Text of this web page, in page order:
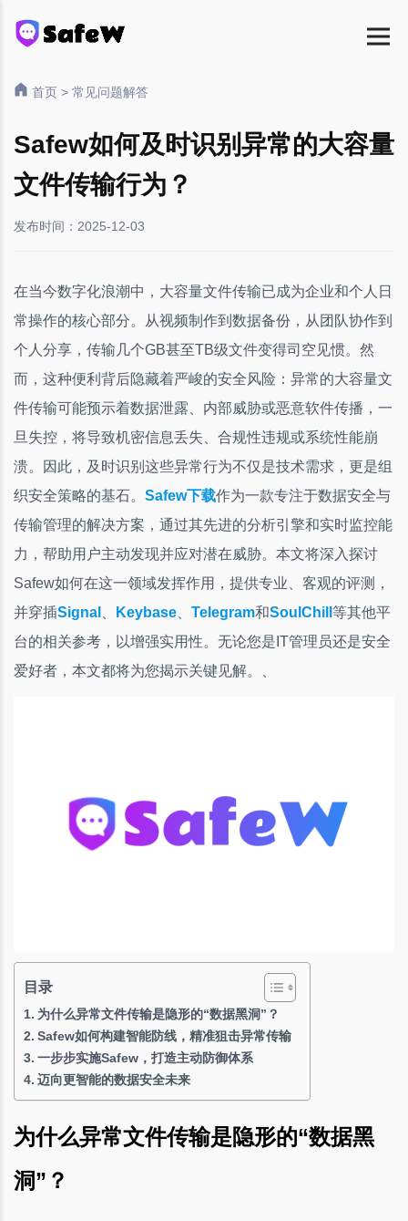
首页 > 常见问题解答
Safew如何及时识别异常的大容量
文件传输行为？
发布时间：2025-12-03
在当今数字化浪潮中，大容量文件传输已成为企业和个人日
常操作的核心部分。从视频制作到数据备份，从团队协作到
个人分享，传输几个GB甚至TB级文件变得司空见惯。然
而，这种便利背后隐藏着严峻的安全风险：异常的大容量文
件传输可能预示着数据泄露、内部威胁或恶意软件传播，一
旦失控，将导致机密信息丢失、合规性违规或系统性能崩
溃。因此，及时识别这些异常行为不仅是技术需求，更是组
织安全策略的基石。 Safew下载作为一款专注于数据安全与
传输管理的解决方案，通过其先进的分析引擎和实时监控能
力，帮助用户主动发现并应对潜在威胁。本文将深入探讨
Safew如何在这一领域发挥作用，提供专业、客观的评测，
并穿插Signal Keybase Telegram和SoulChill 等其他平
台的相关参考，以增强实用性。无论您是IT管理员还是安全
爱好者，本文都将为您揭示关键见解。、
目录
为什么异常文件传输是隐形的“数据黑洞”？
Safew如何构建智能防线，精准狙击异常传输
一步步实施Safew，打造主动防御体系
迈向更智能的数据安全未来
为什么异常文件传输是隐形的“数据黑
洞”？